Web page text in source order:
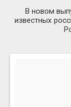
В новом
известных